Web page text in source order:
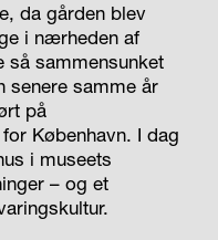
da gården blev
i nærheden af
sammensunket
senere samme år
på
København. I dag
i museets
– og et